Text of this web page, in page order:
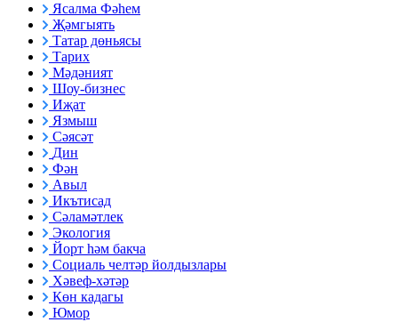
Ясалма Фәһем
Җәмгыять
Татар дөньясы
Тарих
Мәдәният
Шоу-бизнес
Иҗат
Язмыш
Сәясәт
Дин
Фән
Авыл
Икътисад
Сәламәтлек
Экология
Йорт һәм бакча
Социаль челтәр йолдызлары
Хәвеф-хәтәр
Көн кадагы
Юмор